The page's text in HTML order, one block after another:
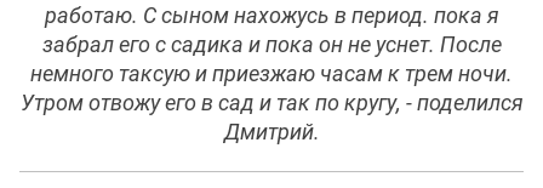
работаю. С сыном нахожусь в период. пока я
забрал его с садика и пока он не уснет. После
немного таксую и приезжаю часам к трем ночи.
Утром отвожу его в сад и так по кругу, - поделился
Дмитрий.